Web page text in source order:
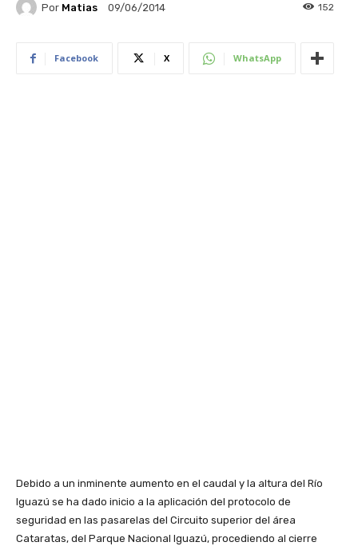
Por Matias 09/06/2014 152
Facebook X WhatsApp
Debido a un inminente aumento en el caudal y la altura del Río
Iguazú se ha dado inicio a la aplicación del protocolo de
seguridad en las pasarelas del Circuito superior del área
Cataratas, del Parque Nacional Iguazú, procediendo al cierre